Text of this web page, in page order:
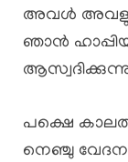
അവൾ
ഞാൻ
പക്ഷെ
നെഞ്ചു